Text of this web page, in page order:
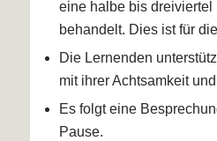
eine halbe bis dreiviertel
behandelt. Dies ist für
Die Lernenden
mit ihrer Achtsamkeit
Es folgt eine
Pause.